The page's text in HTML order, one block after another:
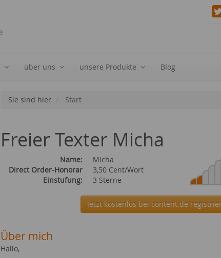
über uns unsere Produkte Blog
Sie sind hier Start
Freier Texter Micha
Name:
Micha
Direct Order-Honorar
3,50 Cent/Wort
Einstufung:
3 Sterne
Jetzt kostenlos bei content.de
Über mich
Hallo,